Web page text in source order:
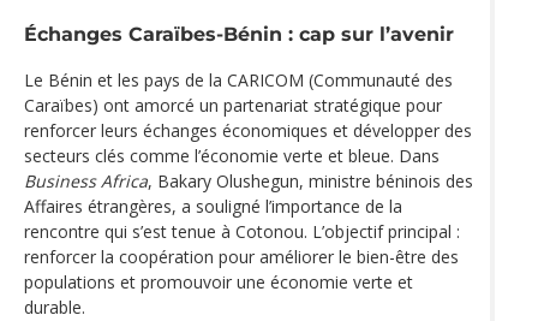
Échanges Caraïbes-Bénin : cap sur l’avenir
Le Bénin et les pays de la CARICOM (Communauté des
Caraïbes) ont amorcé un partenariat stratégique pour
renforcer leurs échanges économiques et développer des
secteurs clés comme l’économie verte et bleue. Dans
Business Africa, Bakary Olushegun, ministre béninois des
Affaires étrangères, a souligné l’importance de la
rencontre qui s’est tenue à Cotonou. L’objectif principal :
renforcer la coopération pour améliorer le bien-être des
populations et promouvoir une économie verte et
durable.